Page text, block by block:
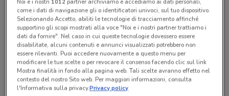
come i dati di navigazione gli o identificatori univoci, sul tuo dispositivo.
Selezionando Accetto, abiliti le tecnologie di tracciamento affinché
supportino gli scopi mostrati alla voce "Noi e i nostri partner trattiamo i
dati da fornire". Nel caso in cui queste tecnologie dovessero essere
disabilitate, alcuni contenuti e annunci visualizzati potrebbero non
essere rilevanti. Puoi accedere nuovamente a questo menu per
modificare le tue scelte o per revocare il consenso facendo clic sul link
Mostra finalità in fondo alla pagina web. Tali scelte avranno effetto nel
contesto del nostro Sito web. Per maggiori informazioni, consulta
l'Informativa sulla privacy.Privacy policy